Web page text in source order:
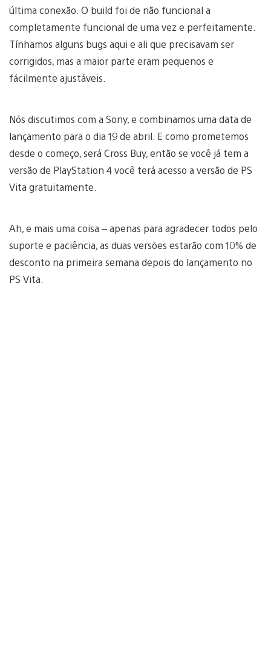
última conexão. O build foi de não funcional a
completamente funcional de uma vez e perfeitamente.
Tínhamos alguns bugs aqui e ali que precisavam ser
corrigidos, mas a maior parte eram pequenos e
fácilmente ajustáveis.
Nós discutimos com a Sony, e combinamos uma data de
lançamento para o dia 19 de abril. E como prometemos
desde o começo, será Cross Buy, então se você já tem a
versão de PlayStation 4 você terá acesso a versão de PS
Vita gratuitamente.
Ah, e mais uma coisa – apenas para agradecer todos pelo
suporte e paciência, as duas versões estarão com 10% de
desconto na primeira semana depois do lançamento no
PS Vita.